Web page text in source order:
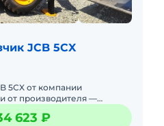
JCB 5CX
5СX от компании
от производителя —
РФTexникa под ЗАКАЗ!
623 ₽